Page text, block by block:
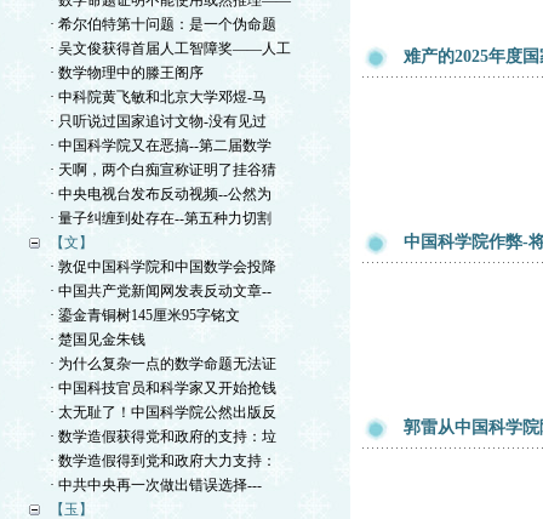
· 希尔伯特第十问题：是一个伪命题
· 吴文俊获得首届人工智障奖——人工
· 数学物理中的滕王阁序
· 中科院黄飞敏和北京大学邓煜-马
· 只听说过国家追讨文物-没有见过
· 中国科学院又在恶搞--第二届数学
· 天啊，两个白痴宣称证明了挂谷猜
· 中央电视台发布反动视频--公然为
· 量子纠缠到处存在--第五种力切割
【文】
· 敦促中国科学院和中国数学会投降
· 中国共产党新闻网发表反动文章--
· 鎏金青铜树145厘米95字铭文
· 楚国见金朱钱
· 为什么复杂一点的数学命题无法证
· 中国科技官员和科学家又开始抢钱
· 太无耻了！中国科学院公然出版反
· 数学造假获得党和政府的支持：垃
· 数学造假得到党和政府大力支持：
· 中共中央再一次做出错误选择---
【玉】
难产的2025年度
中国科学院作弊-
郭雷从中国科学